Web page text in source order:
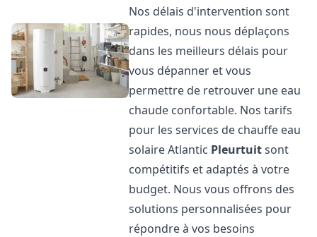
Nos délais d'intervention sont
rapides, nous nous déplaçons
dans les meilleurs délais pour
vous dépanner et vous
permettre de retrouver une eau
chaude confortable. Nos tarifs
pour les services de chauffe eau
solaire Atlantic Pleurtuitsont
compétitifs et adaptés à votre
budget. Nous vous offrons des
solutions personnalisées pour
répondre à vos besoins